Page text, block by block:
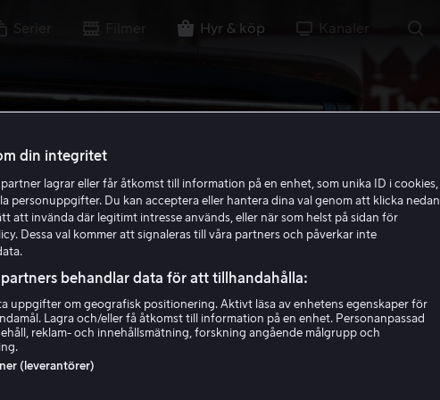
Serier Filmer Hyr & köp Kanaler
din integritet
partner lagrar eller får åtkomst till information på en enhet, som unika ID i cookies,
personuppgifter. Du kan acceptera eller hantera dina val genom att klicka nedan,
att invända där legitimt intresse används, eller när som helst på sidan för
Dessa val kommer att signaleras till våra partners och påverkar inte
behandlar data för att tillhandahålla:
uppgifter om geografisk positionering. Aktivt läsa av enhetens egenskaper för
Lagra och/eller få åtkomst till information på en enhet. Personanpassad
reklam- och innehållsmätning, forskning angående målgrupp och
(leverantörer)